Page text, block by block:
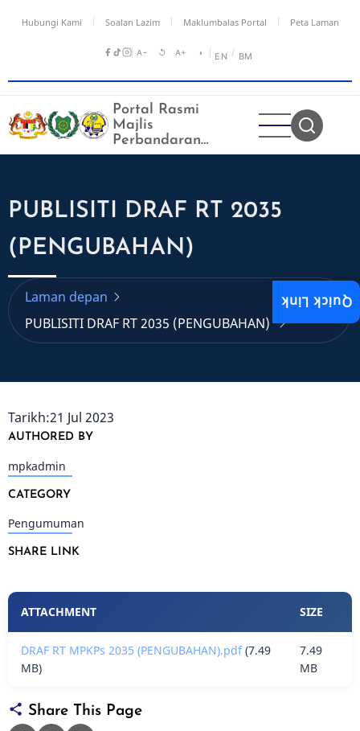
Hubungi Kami Soalan Lazim Maklumbalas Portal Peta Laman
A− ↺ A+ ◑ EN / BM
Portal Rasmi
Majlis
Perbandaran
Kangar
PUBLISITI DRAF RT 2035
(PENGUBAHAN)
Laman depan
PUBLISITI DRAF RT 2035 (PENGUBAHAN)
Tarikh:21 Jul 2023
AUTHORED BY
mpkadmin
CATEGORY
Pengumuman
SHARE LINK
Lampiran
ATTACHMENT SIZE
DRAF RT MPKPs 2035 (PENGUBAHAN).pdf (7.49
MB)
7.49
MB
Share This Page
Quick Link